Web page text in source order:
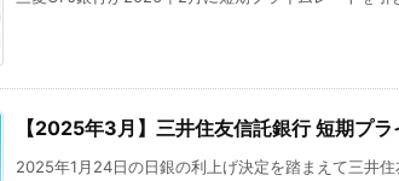
【2025年3月】三井住友信託銀行 短期プ
2025年1月24日の日銀の利上げ決定を踏まえて三井